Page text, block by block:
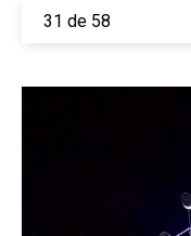
31 de 58